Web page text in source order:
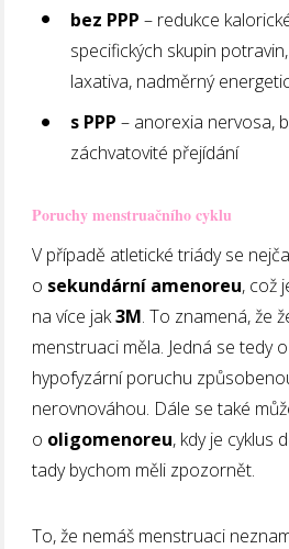
bez PPP – redukce
specifických skupin
laxativa, nadměrný
s PPP – anorexia nervosa,
záchvatovité přejídání
Poruchy menstruačního cyklu
V případě atletické triády se
o sekundární amenoreu, což
na více jak3M. To znamená, že
menstruaci měla. Jedná se tedy
hypofyzární poruchu
nerovnováhou. Dále se také
o oligomenoreu, kdy je cyklus
tady bychom měli zpozornět.
To, že nemáš menstruaci